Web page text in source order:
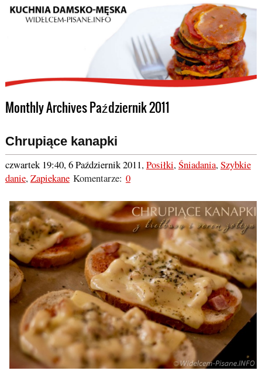
Monthly Archives Październik 2011
Chrupiące kanapki
czwartek 19:40, 6 Październik 2011,Posiłki,Śniadania,Szybkie
danie,ZapiekaneKomentarze: 0